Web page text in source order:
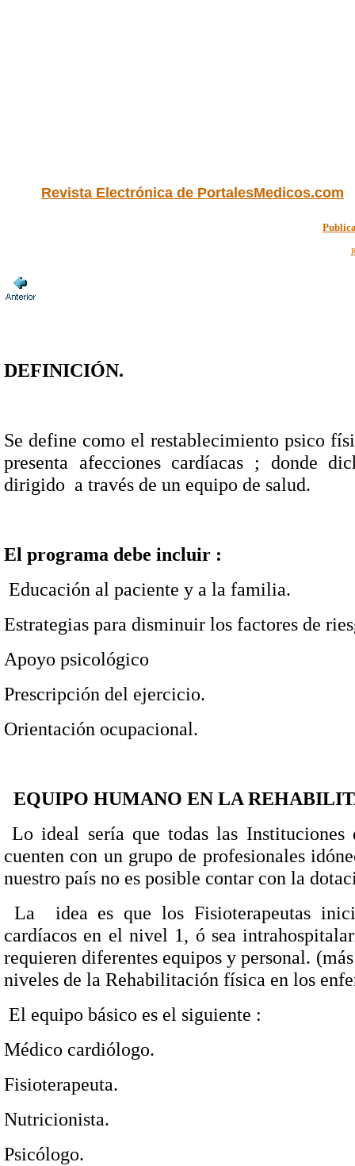
Revista Electrónica de PortalesMedicos.com
DEFINICIÓN.
Se define como el restablecimiento psico
presenta afecciones cardíacas ; donde
dirigido a través de un equipo de salud.
El programa debe incluir :
Educación al paciente y a la familia.
Estrategias para disminuir los factores de
Apoyo psicológico
Prescripción del ejercicio.
Orientación ocupacional.
EQUIPO HUMANO EN LA REH
Lo ideal sería que todas las Instituciones
cuenten con un grupo de profesionales
nuestro país no es posible contar con la
La
idea es que los Fisioterapeutas
cardíacos en el nivel 1, ó sea
requieren diferentes equipos y personal.
niveles de la Rehabilitación física en los
El equipo básico es el siguiente :
Médico cardiólogo.
Fisioterapeuta.
Nutricionista.
Psicólogo.